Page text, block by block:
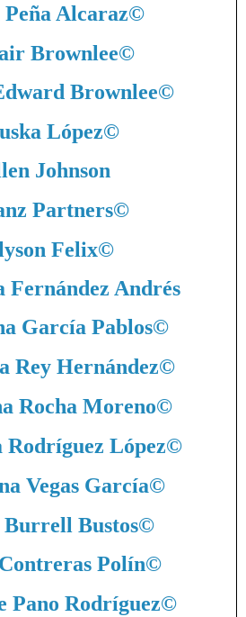
Alcaraz©
Brownlee©
Brownlee©
López©
Johnson
Partners©
Felix©
Fernández Andrés
García Pablos©
Rey Hernández©
Rocha Moreno©
Rodríguez López©
Vegas García©
Bustos©
Polín©
Pano Rodríguez©